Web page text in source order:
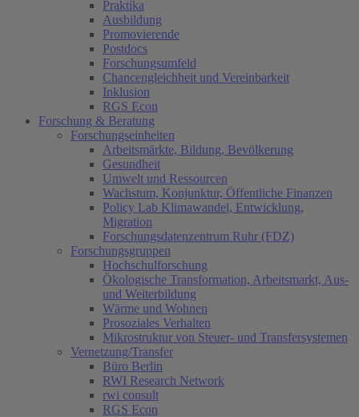
Praktika
Ausbildung
Promovierende
Postdocs
Forschungsumfeld
Chancengleichheit und Vereinbarkeit
Inklusion
RGS Econ
Forschung & Beratung
Forschungseinheiten
Arbeitsmärkte, Bildung, Bevölkerung
Gesundheit
Umwelt und Ressourcen
Wachstum, Konjunktur, Öffentliche Finanzen
Policy Lab Klimawandel, Entwicklung,
Migration
Forschungsdatenzentrum Ruhr (FDZ)
Forschungsgruppen
Hochschulforschung
Ökologische Transformation, Arbeitsmarkt, Aus-
und Weiterbildung
Wärme und Wohnen
Prosoziales Verhalten
Mikrostruktur von Steuer- und Transfersystemen
Vernetzung/Transfer
Büro Berlin
RWI Research Network
rwi consult
RGS Econ